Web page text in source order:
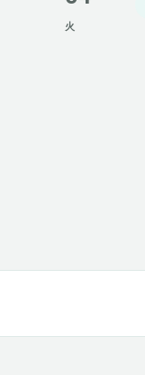
火